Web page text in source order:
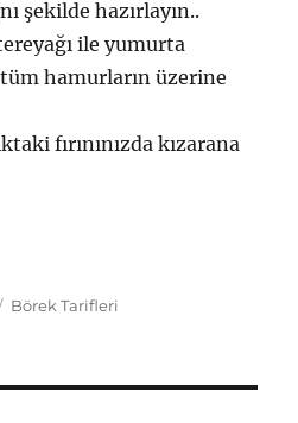
şekilde hazırlayın..
ile yumurta
tüm hamurların üzerine
fırınınızda kızarana
Kategoriler
Börek Tarifleri